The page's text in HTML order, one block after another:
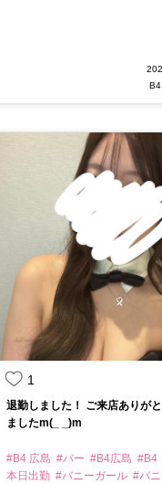
B4
1
退勤しました！ ご来店ありが
ましたm(_ _)m
#B4 広島 #バー #B4広島 #B4
本日出勤 #バニーガール #バ